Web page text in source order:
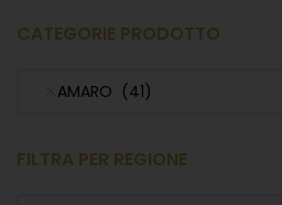
CATEGORIE PRODOTTO
AMARO (41)
FILTRA PER REGIONE